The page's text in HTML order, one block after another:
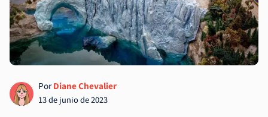
PorDiane Chevalier
13 de junio de 2023